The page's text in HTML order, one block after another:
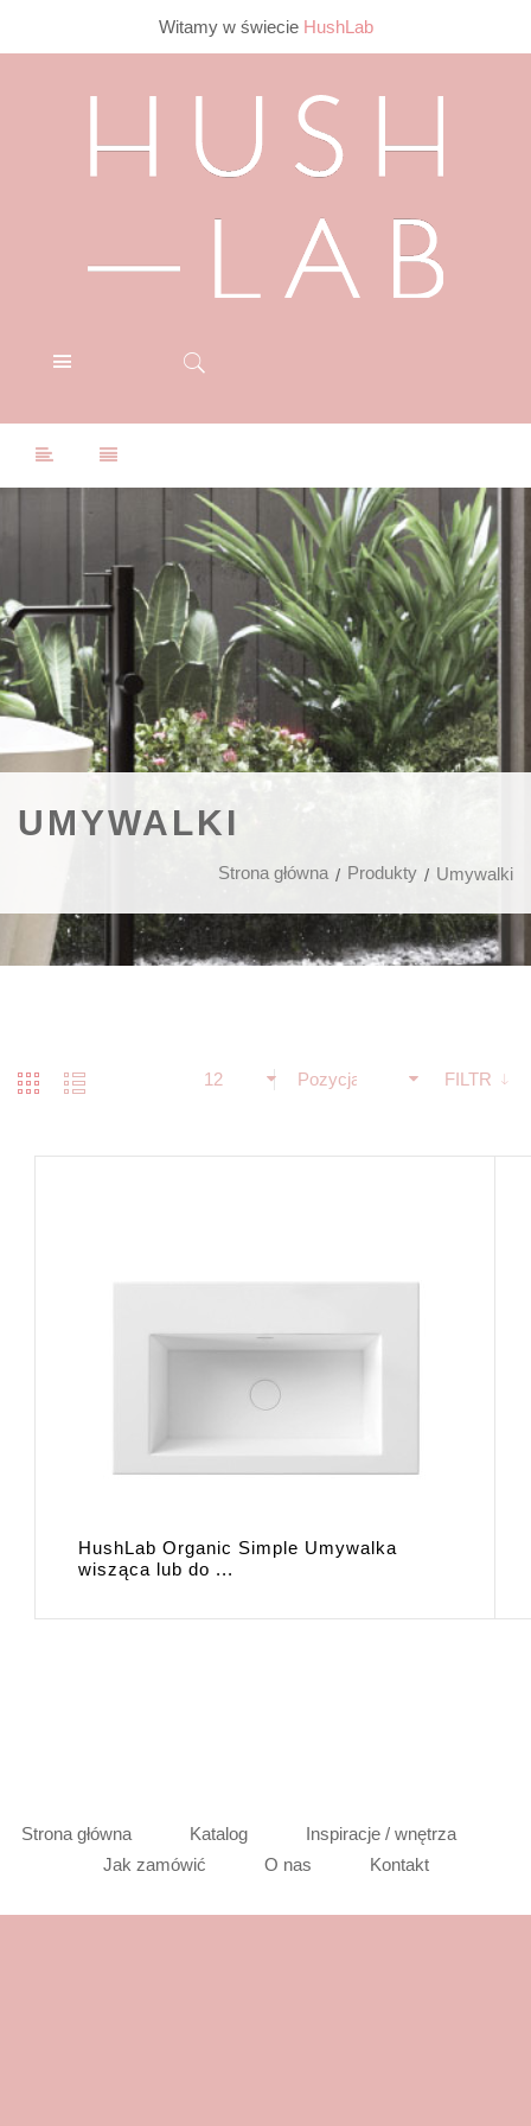
Witamy w świecie HushLab
UMYWALKI
Strona główna Produkty Umywalki
Pozycja FILTR
12
HushLab Organic Simple Umywalka
wisząca lub do ...
Strona główna Katalog
Inspiracje / wnętrza
Jak zamówić
O nas Kontakt